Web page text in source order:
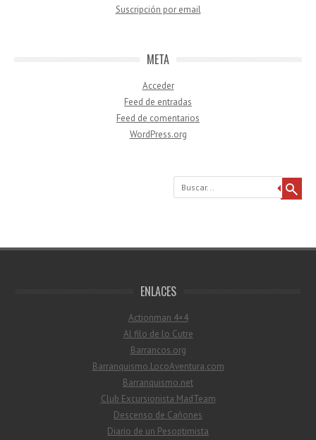
Suscripción por email
META
Acceder
Feed de entradas
Feed de comentarios
WordPress.org
Buscar
ENLACES
Actionman 4×4
Al filo de lo Cutre
Barrancos.org
Barranquismo.LocoAventura.com
Barranquismo.net
Club Excursionista MadTeam
Descenso de Cañones
Diario de un Pesoptimista